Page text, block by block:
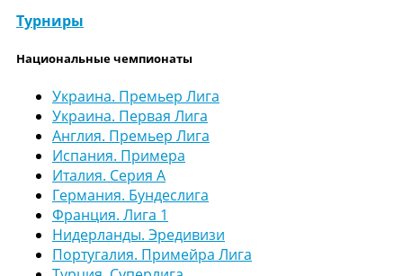
Турниры
Национальные чемпионаты
Украина. Премьер Лига
Украина. Первая Лига
Англия. Премьер Лига
Испания. Примера
Италия. Серия А
Германия. Бундеслига
Франция. Лига 1
Нидерланды. Эредивизи
Португалия. Примейра Лига